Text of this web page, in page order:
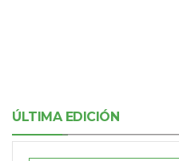
ÚLTIMA EDICIÓN